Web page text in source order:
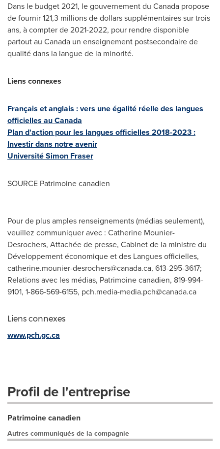
Dans le budget 2021, le gouvernement du Canada propose
de fournir 121,3 millions de dollars supplémentaires sur trois
ans, à compter de 2021-2022, pour rendre disponible
partout au Canada un enseignement postsecondaire de
qualité dans la langue de la minorité.
Liens connexes
Français et anglais : vers une égalité réelle des langues
officielles auCanada
Plan d'action pour les langues officielles 2018-2023 :
Investir dans notre avenir
UniversitéSimon Fraser
SOURCE Patrimoine canadien
Pour de plus amples renseignements (médias seulement),
veuillez communiquer avec : Catherine Mounier-
Desrochers, Attachée de presse, Cabinet de la ministre du
Développement économique et des Langues officielles,
catherine.mounier-desrochers@canada.ca, 613-295-3617;
Relations avec les médias, Patrimoine canadien, 819-994-
9101, 1-866-569-6155, pch.media-media.pch@canada.ca
Liens connexes
www.pch.gc.ca
Profil de l'entreprise
Patrimoine canadien
Autres communiqués de la compagnie